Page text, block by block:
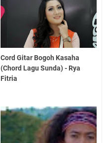
Cord Gitar Bogoh Kasaha
(Chord Lagu Sunda) - Rya
Fitria